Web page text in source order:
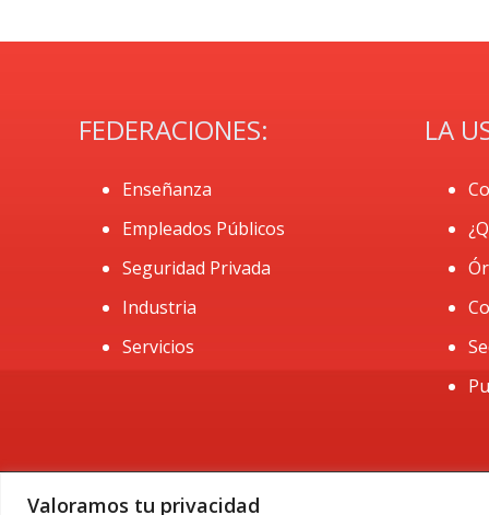
Valoramos tu privacidad
FEDERACIONES:
Enseñanza
Empleados Públicos
Seguridad Privada
Industria
Servicios
LA